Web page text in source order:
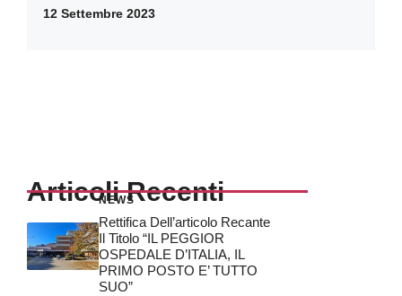
12 Settembre 2023
Articoli Recenti
NEWS
Rettifica Dell’articolo Recante
Il Titolo “IL PEGGIOR
OSPEDALE D’ITALIA, IL
PRIMO POSTO E’ TUTTO
SUO”